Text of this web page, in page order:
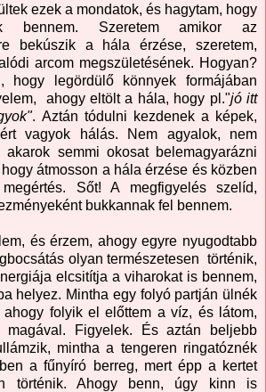
ezek a mondatok, és hagytam, hogy
bennem. Szeretem amikor az
bekúszik a hála érzése, szeretem,
arcom megszületésének. Hogyan?
hogy legördülő könnyek formájában
ahogy eltölt a hála, hogy pl."jó itt
. Aztán tódulni kezdenek a képek,
vagyok hálás. Nem agyalok, nem
akarok semmi okosat belemagyarázni
átmosson a hála érzése és közben
Sőt! A megfigyelés szelíd,
bukkannak fel bennem.
és érzem, ahogy egyre nyugodtabb
olyan természetesen történik,
elcsitítja a viharokat is bennem,
helyez. Mintha egy folyó partján ülnék
ahogy folyik el előttem a víz, és látom,
magával. Figyelek. És aztán beljebb
mintha a tengeren ringatóznék
a fűnyíró berreg, mert épp a kertet
történik. Ahogy benn, úgy kinn is